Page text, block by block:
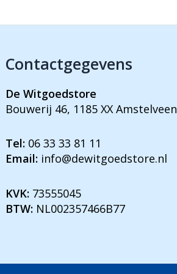
Contactgegevens
De Witgoedstore
Bouwerij 46, 1185 XX Amstelveen
Tel: 06 33 33 81 11
Email: info@dewitgoedstore.nl
KVK: 73555045
BTW: NL002357466B77